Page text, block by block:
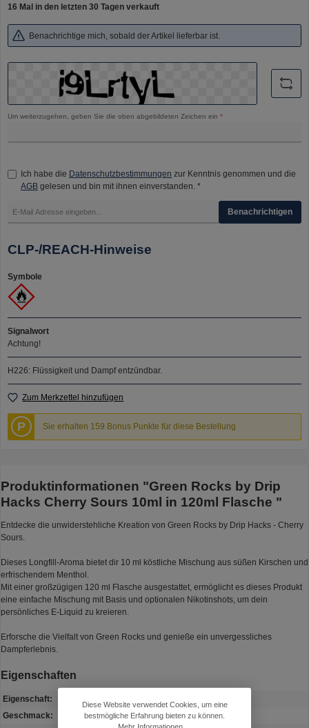
16 Mal in den letzten 30 Tagen verkauft
Benachrichtige mich, sobald der Artikel lieferbar ist.
Um weiterzugehen, geben Sie die oben abgebildeten Zeichen ein *
Ich habe die Datenschutzbestimmungen zur Kenntnis genommen und die
AGB gelesen und bin mit ihnen einverstanden. *
Benachrichtigen
CLP-/REACH-Hinweise
Symbole
Signalwort
Achtung!
H226: Flüssigkeit und Dampf entzündbar.
Zum Merkzettel hinzufügen
P Sie erhalten 159 Bonus Punkte für diese Bestellung
Produktinformationen "Green Rocks by Drip
Hacks Cherry Sours 10ml in 120ml Flasche "
Entdecke die unwiderstehliche Kreation von Green Rocks by Drip Hacks - Cherry
Sours.
Dieses Longfill-Aroma bietet dir 10 ml köstliche Mischung aus süßen Kirschen und
erfrischendem Menthol.
Mit einer großzügigen 120 ml Flasche ausgestattet, ermöglicht es dieses Produkt
eine einfache Mischung mit Basis und optionalen Nikotinshots, um dein
persönliches E-Liquid zu kreieren.
Erforsche die Vielfalt von Green Rocks und genieße ein unvergessliches
Dampferlebnis.
Eigenschaften
Eigenschaft:
Geschmack:
Kirsche, Minze
Diese Website verwendet Cookies, um eine
bestmögliche Erfahrung bieten zu können.